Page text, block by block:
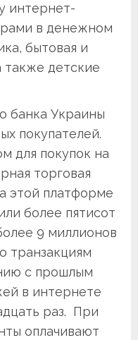
интернет-
в денежном
бытовая и
также детские
банка Украины
покупателей.
для покупок на
торговая
этой платформе
более пятисот
9 миллионов
транзакциям
с прошлым
в интернете
раз. При
оплачивают